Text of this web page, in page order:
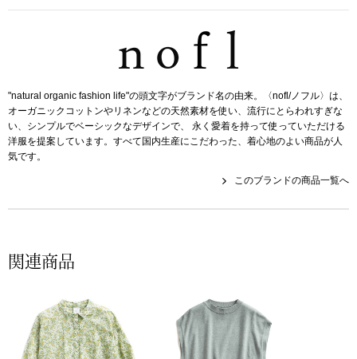
ズ 帽子
ベルト
"natural organic fashion life"の頭文字がブランド名の由来。〈nofl/ノフル〉は、
オーガニックコットンやリネンなどの天然素材を使い、流行にとらわれすぎな
い、シンプルでベーシックなデザインで、 永く愛着を持って使っていただける
洋服を提案しています。すべて国内生産にこだわった、着心地のよい商品が人
気です。
このブランドの商品一覧へ
関連商品